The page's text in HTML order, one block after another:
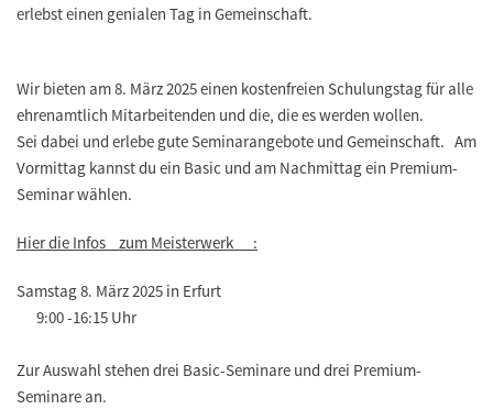
erlebst einen genialen Tag in Gemeinschaft.
Wir bieten am8. März 2025einen kostenfreien Schulungstag für alle
ehrenamtlich Mitarbeitenden und die, die es werden wollen.
Sei dabei und erlebe gute Seminarangebote und Gemeinschaft. Am
Vormittag kannst du ein Basic und am Nachmittag ein Premium-
Seminar wählen.
Hier die Infos zum Meisterwerk :
Samstag 8. März 2025 in Erfurt
9:00 -16:15 Uhr
Zur Auswahl stehen drei Basic-Seminare und drei Premium-
Seminare an.